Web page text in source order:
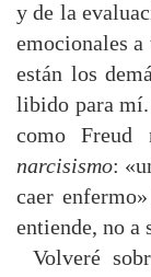
y de la
emocionales
están los
libido para mí.
como Freud
narcisismo:
caer
entiende, no a
Volveré